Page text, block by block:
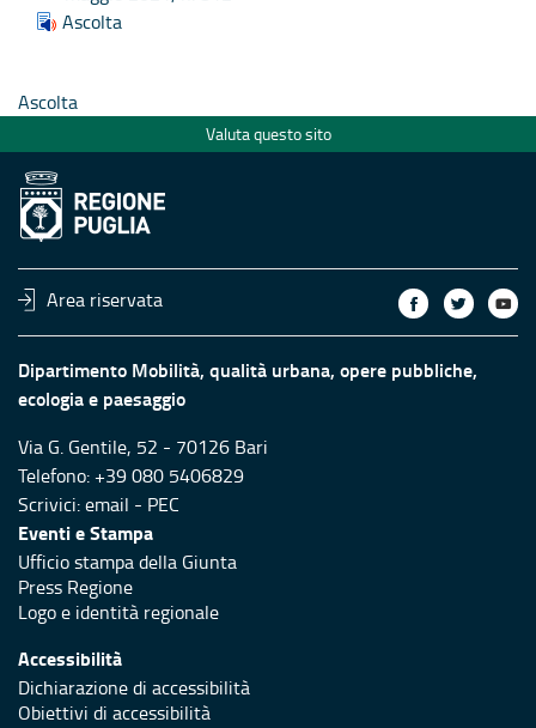
Ascolta
Ascolta
Valuta questo sito
Area riservata
Dipartimento Mobilità, qualità urbana, opere pubbliche,
ecologia e paesaggio
Via G. Gentile, 52 - 70126 Bari
Telefono: +39 080 5406829
Scrivici:email - PEC
Eventi e Stampa
Ufficio stampa della Giunta
Press Regione
Logo e identità regionale
Accessibilità
Dichiarazione di accessibilità
Obiettivi di accessibilità